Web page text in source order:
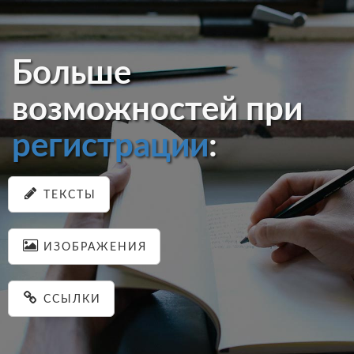
Больше
возможностей при
регистрации:
ТЕКСТЫ
ИЗОБРАЖЕНИЯ
ССЫЛКИ